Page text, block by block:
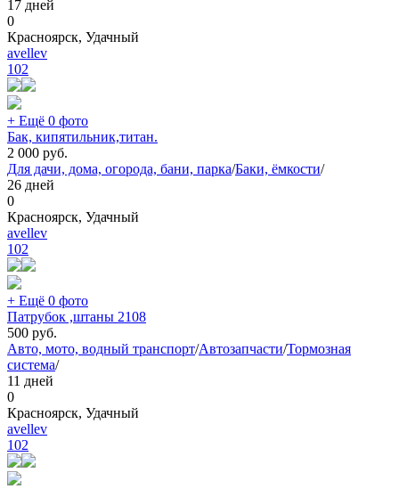
17 дней
0
Красноярск, Удачный
avellev
102
+ Ещё 0 фото
Бак, кипятильник,титан.
2 000 руб.
Для дачи, дома, огорода, бани, парка/Баки, ёмкости/
26 дней
0
Красноярск, Удачный
avellev
102
+ Ещё 0 фото
Патрубок ,штаны 2108
500 руб.
Авто, мото, водный транспорт/Автозапчасти/Тормозная
система/
11 дней
0
Красноярск, Удачный
avellev
102